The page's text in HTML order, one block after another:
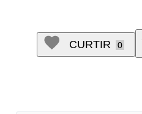
CURTIR 0